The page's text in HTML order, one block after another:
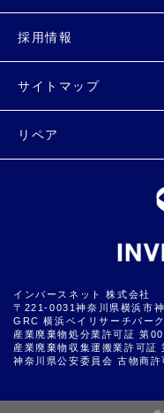
採用情報
サイトマップ
リペア
インバースネット 株式会社
〒221-0031神奈川県横浜市
GRC 横浜ベイリサーチパー
産業廃棄物処分業許可証 第
産業廃棄物収集運搬業許可
神奈川県公安委員会 古物商